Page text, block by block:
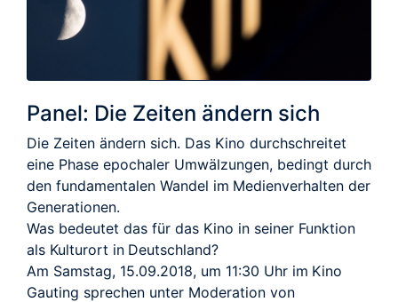
Panel: Die Zeiten ändern sich
Die Zeiten ändern sich. Das Kino durchschreitet
eine Phase epochaler Umwälzungen, bedingt durch
den fundamentalen Wandel im Medienverhalten der
Generationen.
Was bedeutet das für das Kino in seiner Funktion
als Kulturort in Deutschland?
Am Samstag, 15.09.2018, um 11:30 Uhr im Kino
Gauting sprechen unter Moderation von